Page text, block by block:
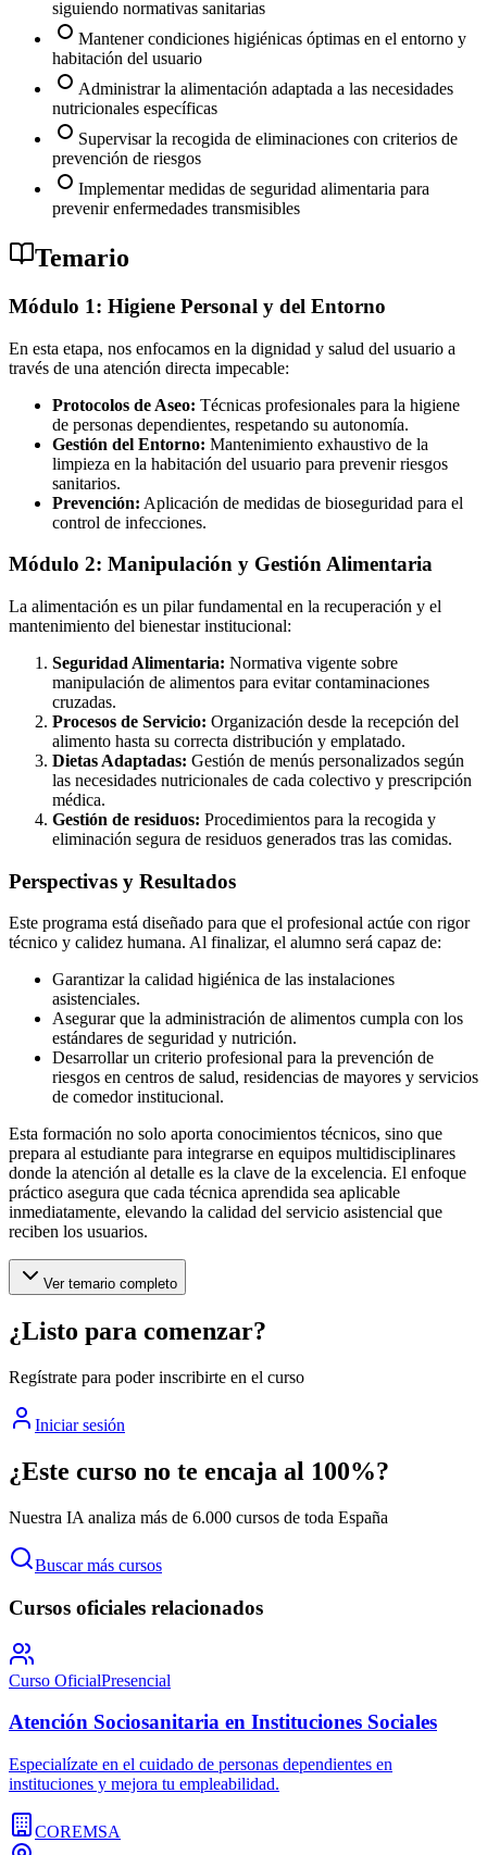
siguiendo normativas sanitarias
Mantener condiciones higiénicas óptimas en el entorno y
habitación del usuario
Administrar la alimentación adaptada a las necesidades
nutricionales específicas
Supervisar la recogida de eliminaciones con criterios de
prevención de riesgos
Implementar medidas de seguridad alimentaria para
prevenir enfermedades transmisibles
Temario
Módulo 1: Higiene Personal y del Entorno
En esta etapa, nos enfocamos en la dignidad y salud del usuario a
través de una atención directa impecable:
Protocolos de Aseo: Técnicas profesionales para la higiene
de personas dependientes, respetando su autonomía.
Gestión del Entorno: Mantenimiento exhaustivo de la
limpieza en la habitación del usuario para prevenir riesgos
sanitarios.
Prevención: Aplicación de medidas de bioseguridad para el
control de infecciones.
Módulo 2: Manipulación y Gestión Alimentaria
La alimentación es un pilar fundamental en la recuperación y el
mantenimiento del bienestar institucional:
Seguridad Alimentaria: Normativa vigente sobre
manipulación de alimentos para evitar contaminaciones
cruzadas.
Procesos de Servicio: Organización desde la recepción del
alimento hasta su correcta distribución y emplatado.
Dietas Adaptadas: Gestión de menús personalizados según
las necesidades nutricionales de cada colectivo y prescripción
médica.
Gestión de residuos: Procedimientos para la recogida y
eliminación segura de residuos generados tras las comidas.
Perspectivas y Resultados
Este programa está diseñado para que el profesional actúe con rigor
técnico y calidez humana. Al finalizar, el alumno será capaz de:
Garantizar la calidad higiénica de las instalaciones
asistenciales.
Asegurar que la administración de alimentos cumpla con los
estándares de seguridad y nutrición.
Desarrollar un criterio profesional para la prevención de
riesgos en centros de salud, residencias de mayores y servicios
de comedor institucional.
Esta formación no solo aporta conocimientos técnicos, sino que
prepara al estudiante para integrarse en equipos multidisciplinares
donde la atención al detalle es la clave de la excelencia. El enfoque
práctico asegura que cada técnica aprendida sea aplicable
inmediatamente, elevando la calidad del servicio asistencial que
reciben los usuarios.
Ver temario completo
¿Listo para comenzar?
Regístrate para poder inscribirte en el curso
Iniciar sesión
¿Este curso no te encaja al 100%?
Nuestra IA analiza más de 6.000 cursos de toda España
Buscar más cursos
Cursos oficiales relacionados
Curso OficialPresencial
Atención Sociosanitaria en Instituciones Sociales
Especialízate en el cuidado de personas dependientes en
instituciones y mejora tu empleabilidad.
COREMSA